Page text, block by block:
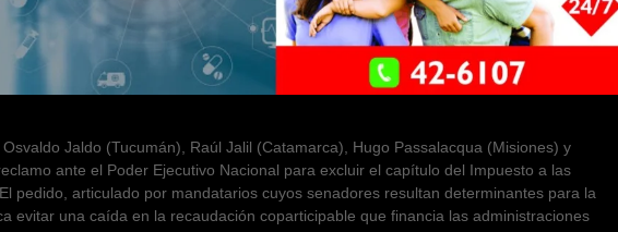
Jaldo (Tucumán), Raúl Jalil (Catamarca), Hugo Passalacqua (Misiones) y
ante el Poder Ejecutivo Nacional para excluir el capítulo del Impuesto a las
pedido, articulado por mandatarios cuyos senadores resultan determinantes para la
evitar una caída en la recaudación coparticipable que financia las administraciones